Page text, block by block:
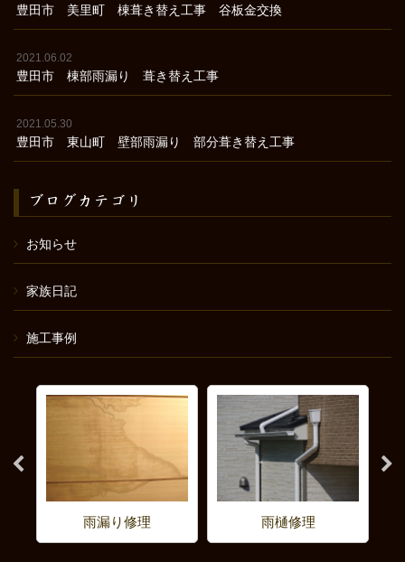
豊田市 美里町 棟葺き替え工事 谷板金交換
2021.06.02
豊田市 棟部雨漏り 葺き替え工事
2021.05.30
豊田市 東山町 壁部雨漏り 部分葺き替え工事
ブログカテゴリ
お知らせ
家族日記
施工事例
雨漏り修理 雨樋修理